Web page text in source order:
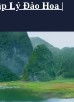
Lý Đào Hoa |